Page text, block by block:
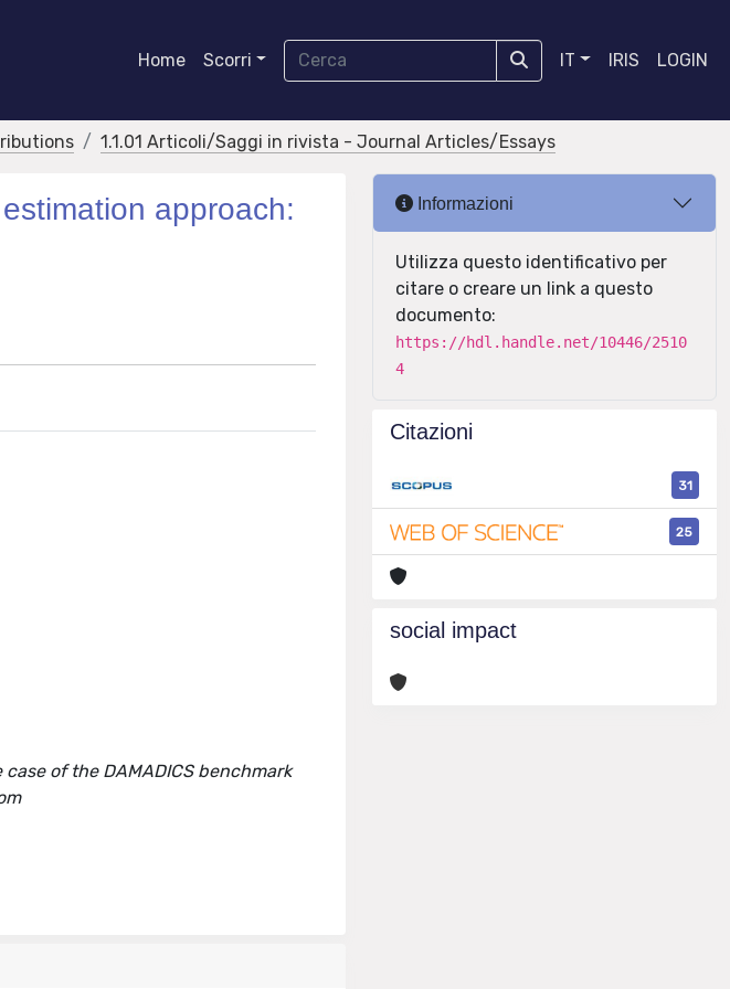
Home Scorri IT IRIS LOGIN
1.1.01 Articoli/Saggi in rivista - Journal Articles/Essays
approach:
of the DAMADICS benchmark
Informazioni
Utilizza questo identificativo per
citare o creare un link a questo
documento:
https://hdl.handle.net/10446/2510
4
Citazioni
31
25
social impact